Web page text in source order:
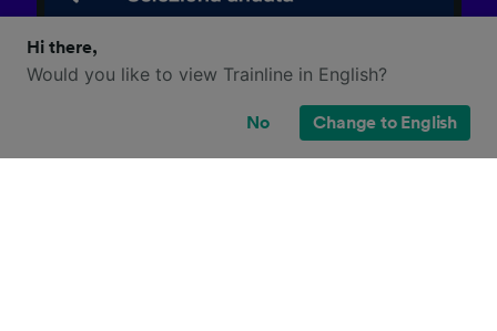
Hi there,
Would you like to view Trainline in English?
No Change to English